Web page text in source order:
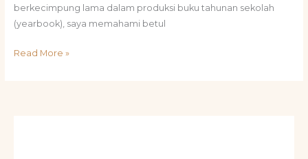
berkecimpung lama dalam produksi buku tahunan sekolah
(yearbook), saya memahami betul
Read More »